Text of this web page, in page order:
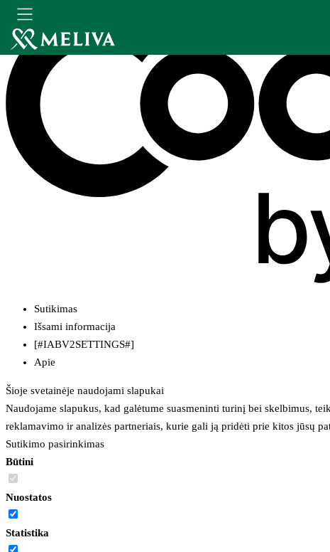
Sutikimas
Išsami informacija
[#IABV2SETTINGS#]
Apie
Šioje svetainėje naudojami slapukai
Naudojame slapukus, kad galėtume suasmeninti turinį bei skelbimus,
reklamavimo ir analizės partneriais, kurie gali ją pridėti prie kitos jūsų
Sutikimo pasirinkimas
Būtini
Nuostatos
Statistika